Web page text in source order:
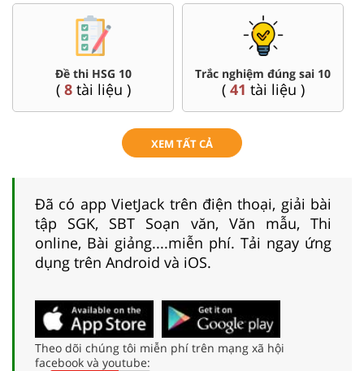
Đề thi HSG 10
( 8tài liệu )
Trắc nghiệm đúng sai 10
( 41 tài liệu )
XEM TẤT CẢ
Đã có app VietJack trên điện thoại, giải bài
tập SGK, SBT Soạn văn, Văn mẫu, Thi
online, Bài giảng....miễn phí. Tải ngay ứng
dụng trên Android và iOS.
Theo dõi chúng tôi miễn phí trên mạng xã hội
facebook và youtube: